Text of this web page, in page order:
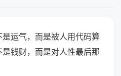
运气，而是被人用代码算
钱财，而是对人性最后那